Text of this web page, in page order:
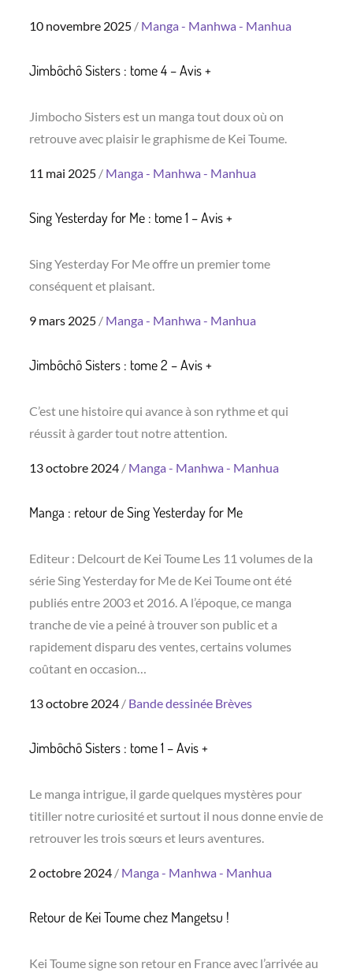
Posted
10 novembre 2025 Manga - Manhwa - Manhua
Jimbôchô Sisters : tome 4 – Avis +
Jimbocho Sisters est un manga tout doux où on
retrouve avec plaisir le graphisme de Kei Toume.
Posted
11 mai 2025 Manga - Manhwa - Manhua
Sing Yesterday for Me : tome 1 – Avis +
Sing Yesterday For Me offre un premier tome
conséquent et plaisant.
Posted
9 mars 2025 Manga - Manhwa - Manhua
Jimbôchô Sisters : tome 2 – Avis +
C’est une histoire qui avance à son rythme et qui
réussit à garder tout notre attention.
Posted
13 octobre 2024 Manga - Manhwa - Manhua
Manga : retour de Sing Yesterday for Me
Editeur : Delcourt de Kei Toume Les 11 volumes de la
série Sing Yesterday for Me de Kei Toume ont été
publiés entre 2003 et 2016. A l’époque, ce manga
tranche de vie a peiné à trouver son public et a
rapidement disparu des ventes, certains volumes
coûtant en occasion…
Posted
13 octobre 2024 Bande dessinée Brèves
Jimbôchô Sisters : tome 1 – Avis +
Le manga intrigue, il garde quelques mystères pour
titiller notre curiosité et surtout il nous donne envie de
retrouver les trois sœurs et leurs aventures.
Posted
2 octobre 2024 Manga - Manhwa - Manhua
Retour de Kei Toume chez Mangetsu !
Kei Toume signe son retour en France avec l’arrivée au